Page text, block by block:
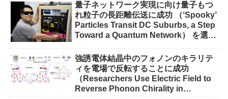
量子ネットワーク実現に向け量子もつ
れ粒子の長距離伝送に成功 （‘Spooky’
Particles Transit DC Suburbs, a Step
Toward a Quantum Network） を選択
れ粒子の長距離伝送に成功 （‘Spooky’
Particles Transit DC Suburbs, a Step
Toward a Quantum Network）
強誘電体結晶中のフォノンのキラリテ
ィを電場で反転することに成功
（Researchers Use Electric Field to
Reverse Phonon Chirality in